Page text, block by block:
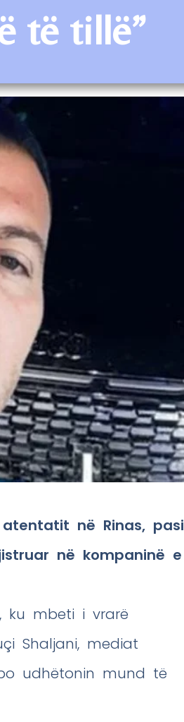
të tillë”
në Rinas, pasi
në kompaninë e
ku mbeti i vrarë
Shaljani, mediat
udhëtonin mund të